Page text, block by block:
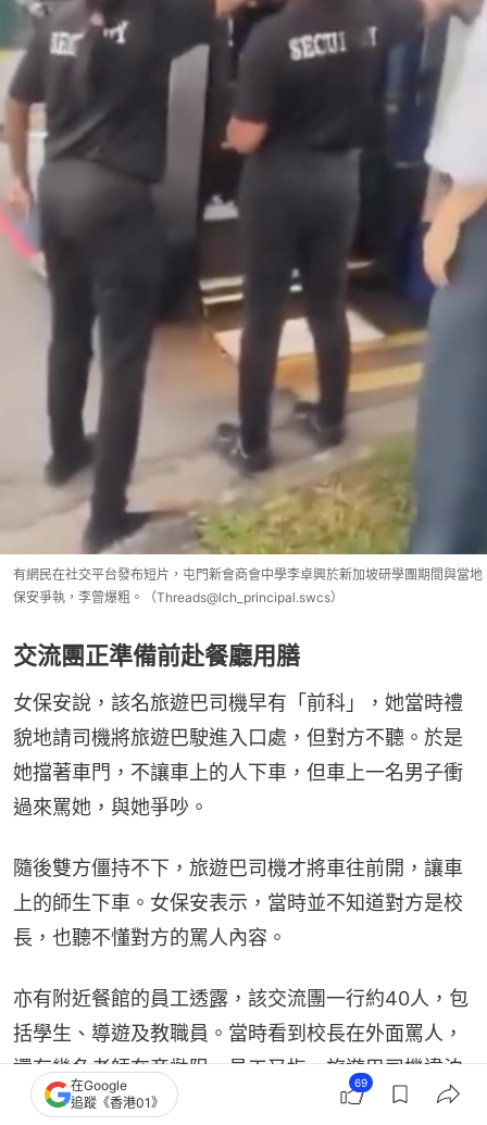
有網民在社交平台發布短片，屯門新會商會中學李卓興於新加坡研學團期間與當地
保安爭執，李曾爆粗。（Threads@lch_principal.swcs）
交流團正準備前赴餐廳用膳
女保安說，該名旅遊巴司機早有「前科」，她當時禮
貌地請司機將旅遊巴駛進入口處，但對方不聽。於是
她擋著車門，不讓車上的人下車，但車上一名男子衝
過來罵她，與她爭吵。
隨後雙方僵持不下，旅遊巴司機才將車往前開，讓車
上的師生下車。女保安表示，當時並不知道對方是校
長，也聽不懂對方的罵人內容。
亦有附近餐館的員工透露，該交流團一行約40人，包
括學生、導遊及教職員。當時看到校長在外面罵人，
還有幾名老師在旁勸阻。員工又指，旅遊巴司機違泊
在先，保安只是盡本分工作，而該名校長入店用餐後
在Google
追蹤《香港01》
69